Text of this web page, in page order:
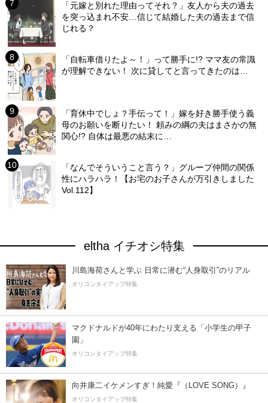
「元嫁と別れた理由ってそれ？」友人から夫の過去
を突っ込まれ不安…信じて結婚した夫の過去まで信
じれる？
「自転車借りたよ～！」って勝手に!? ママ友の常識
が理解できない！ 次に貸してと言ってきたのは…
「育休中でしょ？手伝って！」嫁を好き勝手使う義
母のお願いを断りたい！ 頼みの綱の夫はまさかの無
関心!? 自体は最悪の結末に…
「なんでそういうこと言う？」グループ仲間の関係
性にハラハラ！【お宅のお子さんが万引きしました
Vol.112】
eltha イチオシ特集
川島海荷さんと学ぶ 日常に潜む“人身取引”のリアル
オリコンタイアップ特集
マクドナルドが40年にわたり支える「小学生の甲子
園」
オリコンタイアップ特集
向井康二イケメンすぎ！純愛『（LOVE SONG）』
オリコンタイアップ特集